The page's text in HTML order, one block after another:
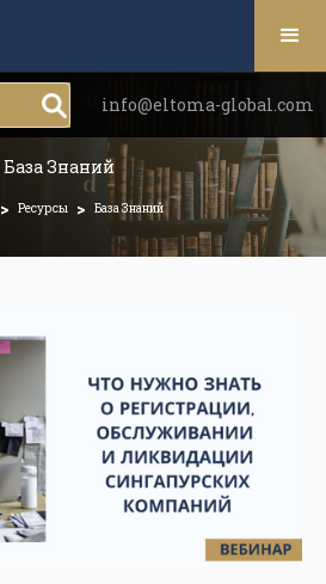
info@eltoma-global.com
База Знаний
> Ресурсы > База Знаний